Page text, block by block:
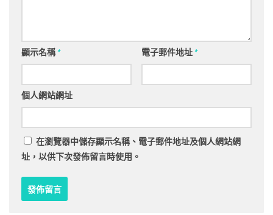
顯示名稱* 電子郵件地址*
個人網站網址
在瀏覽器中儲存顯示名稱、電子郵件地址及個人網站網
址，以供下次發佈留言時使用。